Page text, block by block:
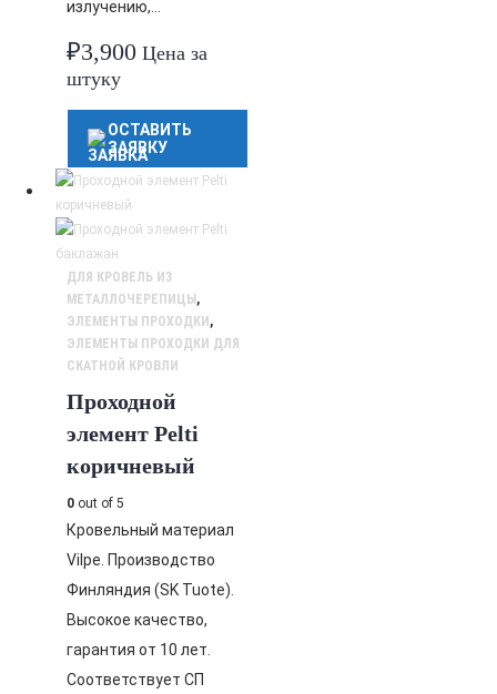
излучению,…
₽3,900 Цена за
штуку
ОСТАВИТЬ
ЗАЯВКУ
ДЛЯ КРОВЕЛЬ ИЗ
МЕТАЛЛОЧЕРЕПИЦЫ,
ЭЛЕМЕНТЫ ПРОХОДКИ,
ЭЛЕМЕНТЫ ПРОХОДКИ ДЛЯ
СКАТНОЙ КРОВЛИ
Проходной
элемент Pelti
коричневый
0 out of 5
Кровельный материал
Vilpe. Производство
Финляндия (SK Tuote).
Высокое качество,
гарантия от 10 лет.
Соответствует СП